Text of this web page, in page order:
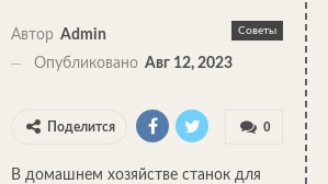
Советы
Автор Admin
Опубликовано Авг 12, 2023
0
Поделится
В домашнем хозяйстве станок для